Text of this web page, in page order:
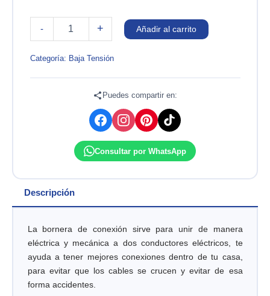
-
PLASTICA
10A
Ø:
3,9MM
/
MASTER
X800
OSLER
cantidad
+ Añadir al carrito
Categoría: Baja Tensión
Puedes compartir en:
Consultar por WhatsApp
Descripción
La bornera de conexión sirve para unir de manera
eléctrica y mecánica a dos conductores eléctricos, te
ayuda a tener mejores conexiones dentro de tu casa,
para evitar que los cables se crucen y evitar de esa
forma accidentes.